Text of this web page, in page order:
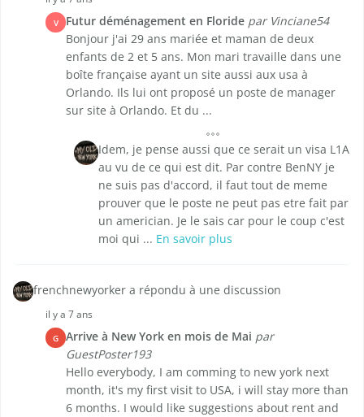
V Futur déménagement en Floride par Vinciane54
Bonjour j'ai 29 ans mariée et maman de deux
enfants de 2 et 5 ans. Mon mari travaille dans une
boîte française ayant un site aussi aux usa à
Orlando. Ils lui ont proposé un poste de manager
sur site à Orlando. Et du ...
Idem, je pense aussi que ce serait un visa L1A
au vu de ce qui est dit. Par contre BenNY je
ne suis pas d'accord, il faut tout de meme
prouver que le poste ne peut pas etre fait par
un americian. Je le sais car pour le coup c'est
moi qui ... En savoir plus
frenchnewyorker a répondu à une discussion
il y a 7 ans
G Arrive à New York en mois de Mai par
GuestPoster193
Hello everybody, I am comming to new york next
month, it's my first visit to USA, i will stay more than
6 months. I would like suggestions about rent and